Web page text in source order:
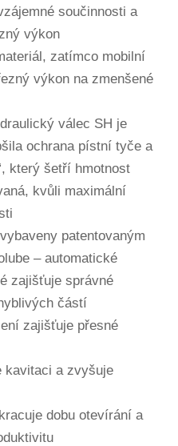
součinnosti a
výkon
zatímco mobilní
výkon na zmenšené
válec SH je
ochrana pístní tyče a
který šetří hmotnost
kvůli maximální
patentovaným
– automatické
zajišťuje správné
částí
zajišťuje přesné
kavitaci a zvyšuje
dobu otevírání a